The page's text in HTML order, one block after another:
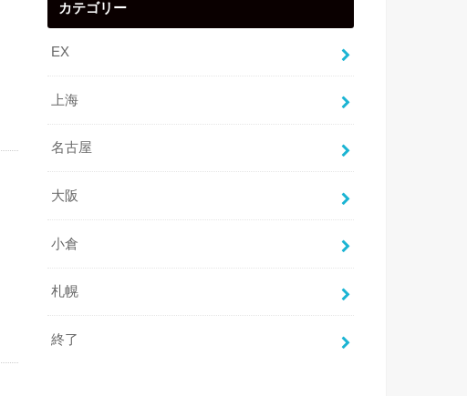
カテゴリー
EX
上海
名古屋
大阪
小倉
札幌
終了